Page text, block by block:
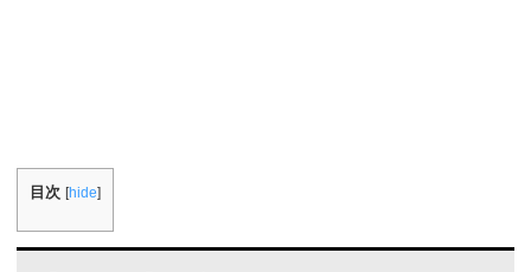
目次 [hide]